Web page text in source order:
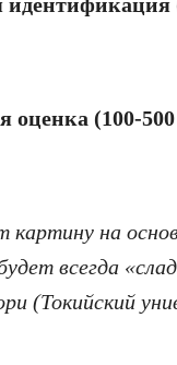
оценка (100-
картину на
всегда
(Токийский